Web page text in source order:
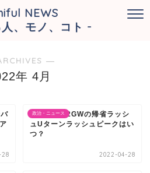
NEWS
、モノ、コト -
―
年 4月
政治・ニュース
新東名2022GWの帰省ラッシ
ュUターンラッシュピークはい
つ？
2022-04-28